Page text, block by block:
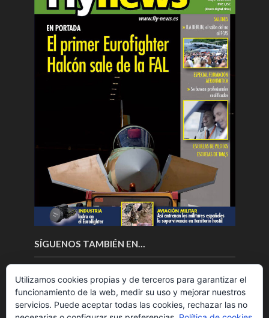
SÍGUENOS TAMBIÉN EN…
Utilizamos cookies propias y de terceros para garantizar el
funcionamiento de la web, medir su uso y mejorar nuestros
servicios. Puede aceptar todas las cookies, rechazar las no